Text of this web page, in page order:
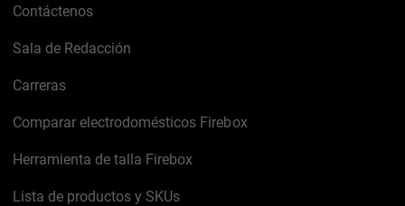
Contáctenos
Sala de Redacción
Carreras
Comparar electrodomésticos Firebox
Herramienta de talla Firebox
Lista de productos y SKUs